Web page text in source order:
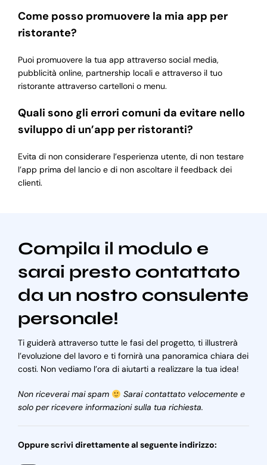
Come posso promuovere la mia app per
ristorante?
Puoi promuovere la tua app attraverso social media,
pubblicità online, partnership locali e attraverso il tuo
ristorante attraverso cartelloni o menu.
Quali sono gli errori comuni da evitare nello
sviluppo di un’app per ristoranti?
Evita di non considerare l’esperienza utente, di non testare
l’app prima del lancio e di non ascoltare il feedback dei
clienti.
Compila il modulo e
sarai presto contattato
da un nostro consulente
personale!
Ti guiderà attraverso tutte le fasi del progetto, ti illustrerà
l’evoluzione del lavoro e ti fornirà una panoramica chiara dei
costi. Non vediamo l’ora di aiutarti a realizzare la tua idea!
Non riceverai mai spam
Sarai contattato velocemente e
solo per ricevere informazioni sulla tua richiesta.
Oppure scrivi direttamente al seguente indirizzo: